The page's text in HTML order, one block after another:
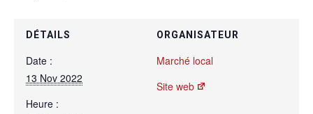
DÉTAILS
Date :
13 Nov 2022
Heure :
ORGANISATEUR
Marché local
Site web